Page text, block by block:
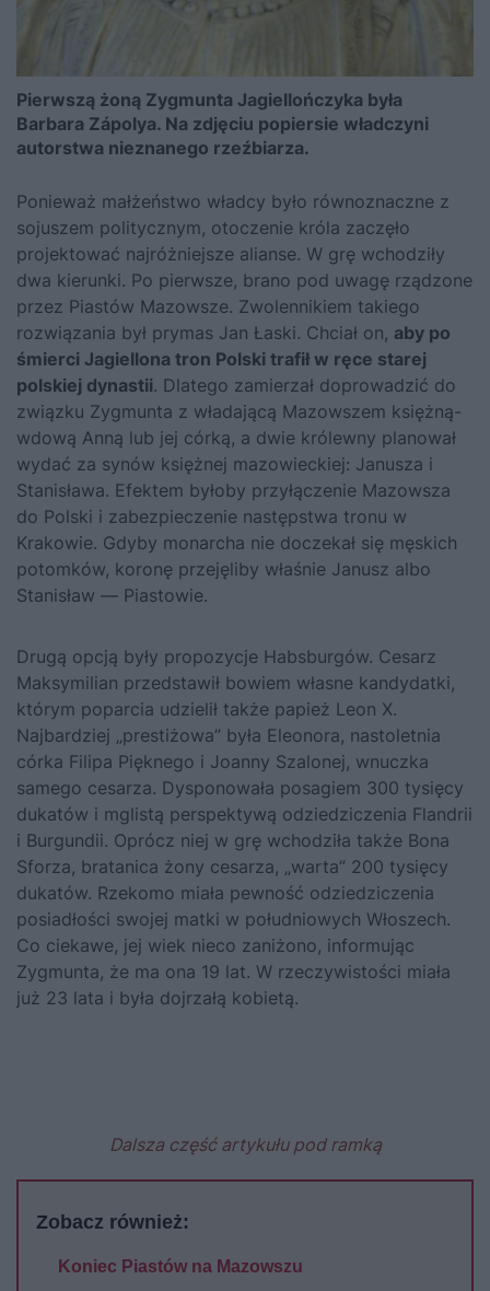
Pierwszą żoną Zygmunta Jagiellończyka była
Barbara Zápolya. Na zdjęciu popiersie władczyni
autorstwa nieznanego rzeźbiarza.
Ponieważ małżeństwo władcy było równoznaczne z
sojuszem politycznym, otoczenie króla zaczęło
projektować najróżniejsze alianse. W grę wchodziły
dwa kierunki. Po pierwsze, brano pod uwagę rządzone
przez Piastów Mazowsze. Zwolennikiem takiego
rozwiązania był prymas Jan Łaski. Chciał on, aby po
śmierci Jagiellona tron Polski trafił w ręce starej
polskiej dynastii. Dlatego zamierzał doprowadzić do
związku Zygmunta z władającą Mazowszem księżną-
wdową Anną lub jej córką, a dwie królewny planował
wydać za synów księżnej mazowieckiej: Janusza i
Stanisława. Efektem byłoby przyłączenie Mazowsza
do Polski i zabezpieczenie następstwa tronu w
Krakowie. Gdyby monarcha nie doczekał się męskich
potomków, koronę przejęliby właśnie Janusz albo
Stanisław — Piastowie.
Drugą opcją były propozycje Habsburgów. Cesarz
Maksymilian przedstawił bowiem własne kandydatki,
którym poparcia udzielił także papież Leon X.
Najbardziej „prestiżowa” była Eleonora, nastoletnia
córka Filipa Pięknego i Joanny Szalonej, wnuczka
samego cesarza. Dysponowała posagiem 300 tysięcy
dukatów i mglistą perspektywą odziedziczenia Flandrii
i Burgundii. Oprócz niej w grę wchodziła także Bona
Sforza, bratanica żony cesarza, „warta” 200 tysięcy
dukatów. Rzekomo miała pewność odziedziczenia
posiadłości swojej matki w południowych Włoszech.
Co ciekawe, jej wiek nieco zaniżono, informując
Zygmunta, że ma ona 19 lat. W rzeczywistości miała
już 23 lata i była dojrzałą kobietą.
Dalsza część artykułu pod ramką
Zobacz również:
Koniec Piastów na Mazowszu